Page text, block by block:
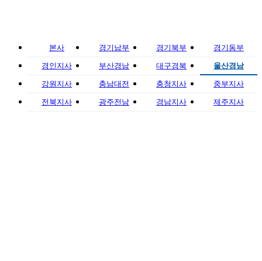
본사 경기남부 경기북부 경기동부
경인지사 부산경남 대구경북 울산경남
강원지사 충남대전 충청지사 중부지사
전북지사 광주전남 경남지사 제주지사